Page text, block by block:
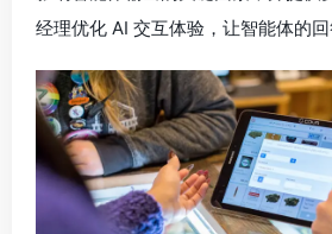
经理优化 AI 交互体验，让智能体的回